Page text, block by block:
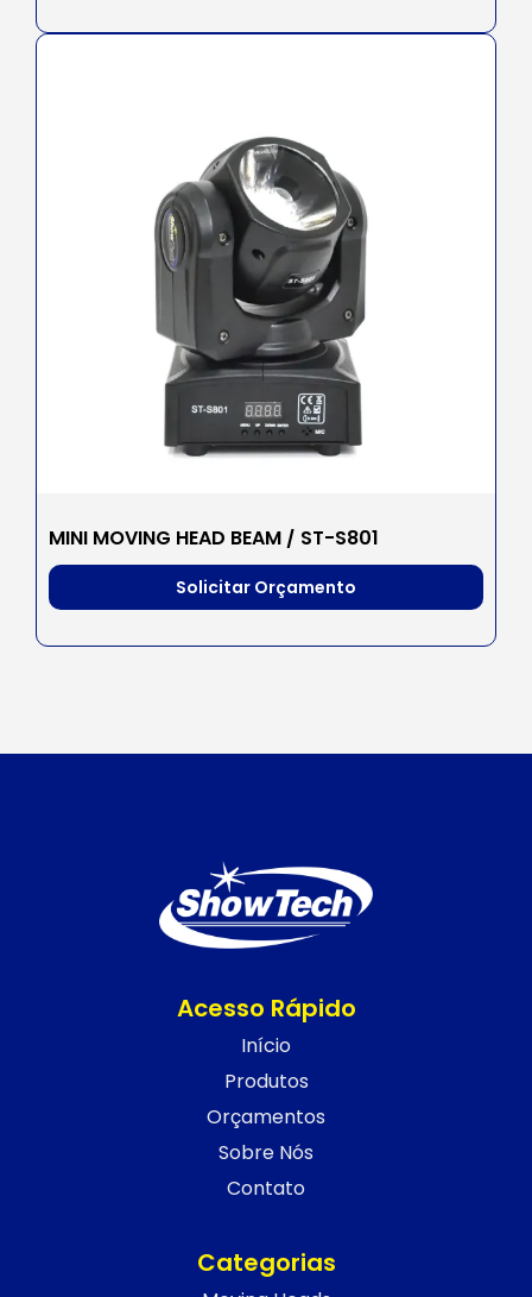
MINI MOVING HEAD BEAM / ST-S801
Solicitar Orçamento
Acesso Rápido
Início
Produtos
Orçamentos
Sobre Nós
Contato
Categorias